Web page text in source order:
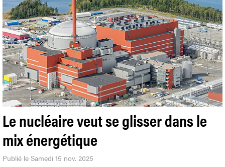
Le nucléaire veut se glisser dans le
mix énergétique
Publié le Samedi 15 nov. 2025